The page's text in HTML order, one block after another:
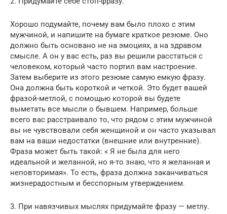
Хорошо подумайте, почему вам было плохо с этим
мужчиной, и напишите на бумаге краткое резюме. Оно
должно быть основано не на эмоциях, а на здравом
смысле. А он у вас есть, раз вы решили расстаться с
человеком, который часто портил вам настроение.
Затем выберите из этого резюме самую емкую фразу.
Она должна быть короткой и четкой. Это будет вашей
фразой-метлой, с помощью которой вы будете
выметать все мысли о бывшем. Например, больше
всего вас расстраивало то, что рядом с этим мужчиной
вы не чувствовали себя женщиной и он часто указывал
вам на ваши недостатки (внешние или внутренние).
Фраза может быть такой: « Я не была для него
идеальной и желанной, но я-то знаю, что я желанная и
неповторимая». То есть, фраза должна заканчиваться
жизнерадостным и бесспорным утверждением.
3. При навязчивых мыслях придумайте фразу — метлу.